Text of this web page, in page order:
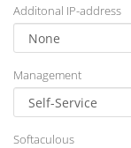
Additonal IP-address
Management
Softaculous